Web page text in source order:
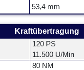
53,4 mm
Kraftübertragung
120 PS
11.500 U/Min
80 NM